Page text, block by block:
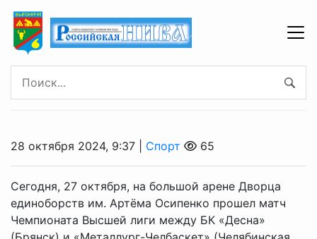
28 октября 2024, 9:37 | Спорт 65
Сегодня, 27 октября, на большой арене Дворца
единоборств им. Артёма Осипенко прошел матч
Чемпионата Высшей лиги между БК «Десна»